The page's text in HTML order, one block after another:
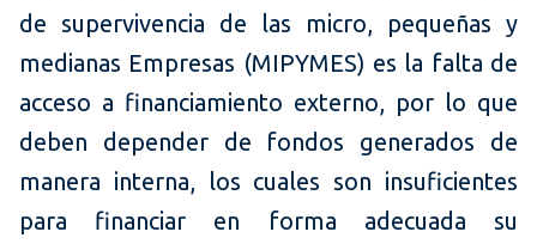
de supervivencia de las micro, pequeñas y
medianas Empresas (MIPYMES) es la falta de
acceso a financiamiento externo, por lo que
deben depender de fondos generados de
manera interna, los cuales son insuficientes
para financiar en forma adecuada su